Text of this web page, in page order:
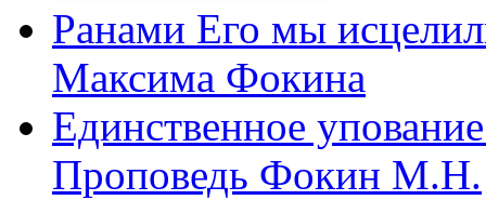
Ранами Его мы
Максима Фокина
Единственное
Проповедь Фокин М.Н.